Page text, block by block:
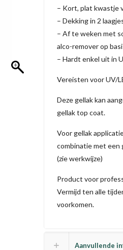
– Kort, plat kwastje
– Dekking in 2
– Af te weken met
alco-remover op
– Hardt enkel uit in
Vereisten voor UV/
Deze gellak kan
gellak top coat.
Voor gellak
combinatie met een
(zie werkwijze)
Product voor
Vermijd ten alle
voorkomen.
Aanvullende